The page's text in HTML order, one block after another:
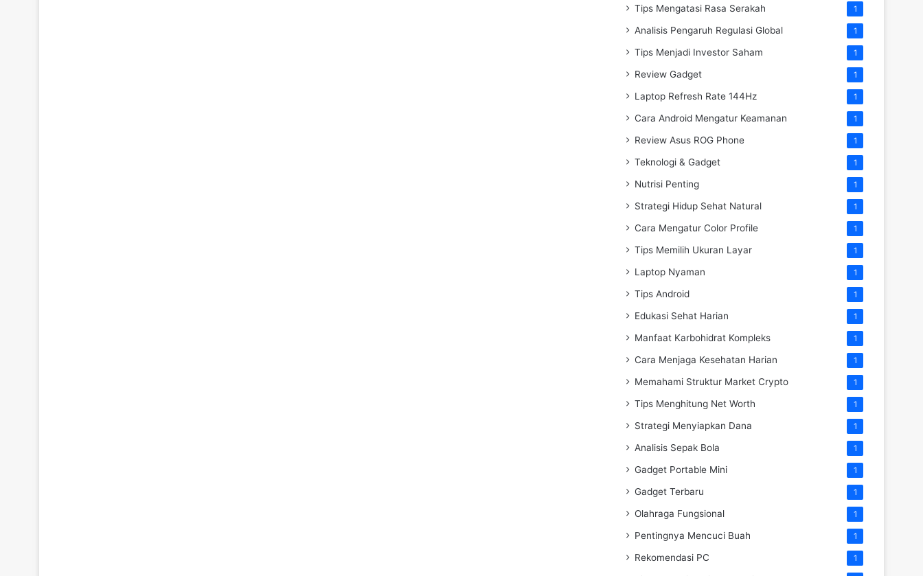
Tips Mengatasi Rasa Serakah 1
Analisis Pengaruh Regulasi Global 1
Tips Menjadi Investor Saham 1
Review Gadget 1
Laptop Refresh Rate 144Hz 1
Cara Android Mengatur Keamanan 1
Review Asus ROG Phone 1
Teknologi & Gadget 1
Nutrisi Penting 1
Strategi Hidup Sehat Natural 1
Cara Mengatur Color Profile 1
Tips Memilih Ukuran Layar 1
Laptop Nyaman 1
Tips Android 1
Edukasi Sehat Harian 1
Manfaat Karbohidrat Kompleks 1
Cara Menjaga Kesehatan Harian 1
Memahami Struktur Market Crypto 1
Tips Menghitung Net Worth 1
Strategi Menyiapkan Dana 1
Analisis Sepak Bola 1
Gadget Portable Mini 1
Gadget Terbaru 1
Olahraga Fungsional 1
Pentingnya Mencuci Buah 1
Rekomendasi PC 1